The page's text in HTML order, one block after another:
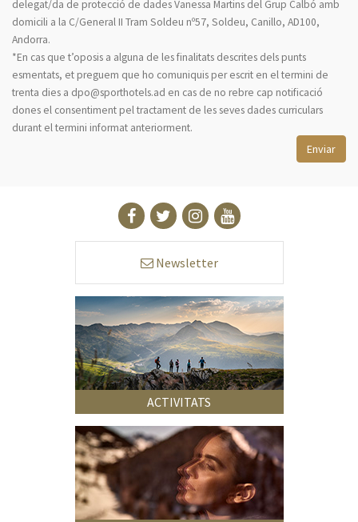
delegat/da de protecció de dades Vanessa Martins del Grup Calbó amb
domicili a la C/General II Tram Soldeu nº57, Soldeu, Canillo, AD100,
Andorra.
*En cas que t’oposis a alguna de les finalitats descrites dels punts
esmentats, et preguem que ho comuniquis per escrit en el termini de
trenta dies a dpo@sporthotels.ad en cas de no rebre cap notificació
dones el consentiment pel tractament de les seves dades curriculars
durant el termini informat anteriorment.
Enviar
Newsletter
ACTIVITATS